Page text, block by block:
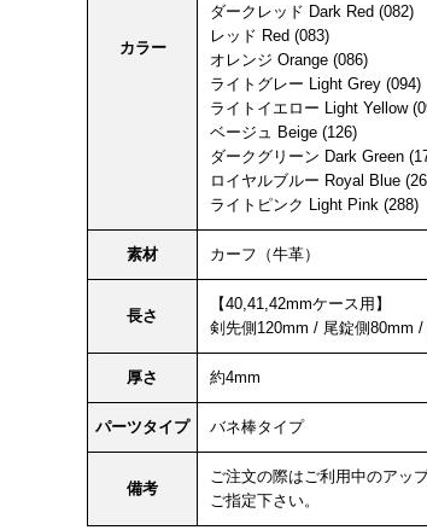
カラー
ダークレッド Dark Red (082)
レッド Red (083)
オレンジ Orange (086)
ライトグレー Light Grey (094)
ライトイエロー Light Yellow
ベージュ Beige (126)
ダークグリーン Dark Green
ロイヤルブルー Royal Blue
ライトピンク Light Pink (288)
素材 カーフ（牛革）
長さ
【40,41,42mmケース用】
剣先側120mm / 尾錠側80mm
厚さ 約4mm
パーツタイプ バネ棒タイプ
備考
ご注文の際はご利用中のアッ
ご指定下さい。